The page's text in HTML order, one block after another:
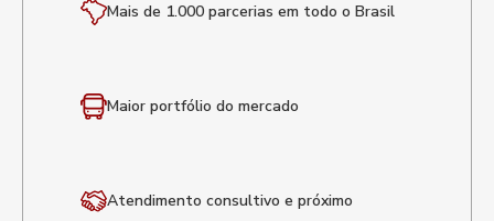
Mais de 1.000 parcerias em todo o Brasil
Maior portfólio do mercado
Atendimento consultivo e próximo